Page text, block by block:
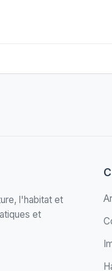
l'habitat et
et